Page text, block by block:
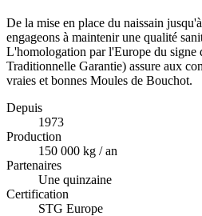
De la mise en place du naissain
engageons à maintenir une qualité
L'homologation par l'Europe du signe
Traditionnelle Garantie) assure aux
vraies et bonnes Moules de Bouchot.
Depuis
1973
Production
150 000 kg / an
Partenaires
Une quinzaine
Certification
STG Europe